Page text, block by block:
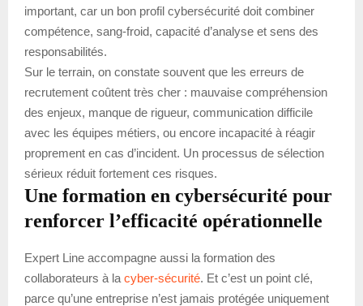
important, car un bon profil cybersécurité doit combiner
compétence, sang-froid, capacité d’analyse et sens des
responsabilités.
Sur le terrain, on constate souvent que les erreurs de
recrutement coûtent très cher : mauvaise compréhension
des enjeux, manque de rigueur, communication difficile
avec les équipes métiers, ou encore incapacité à réagir
proprement en cas d’incident. Un processus de sélection
sérieux réduit fortement ces risques.
Une formation en cybersécurité pour
renforcer l’efficacité opérationnelle
Expert Line accompagne aussi la formation des
collaborateurs à la cyber-sécurité. Et c’est un point clé,
parce qu’une entreprise n’est jamais protégée uniquement